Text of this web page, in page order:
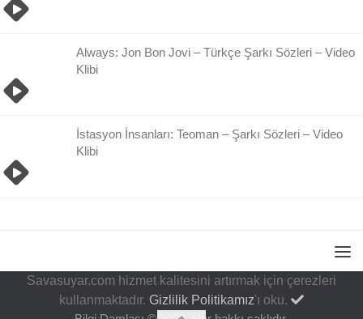
Always: Jon Bon Jovi – Türkçe Şarkı Sözleri – Video
Klibi
İstasyon İnsanları: Teoman – Şarkı Sözleri – Video
Klibi
Savasuyar.com hizmet kalitesini artırmak için çerezleri
kullanmaktadır. Gizlilik Politikamız'ı oku.